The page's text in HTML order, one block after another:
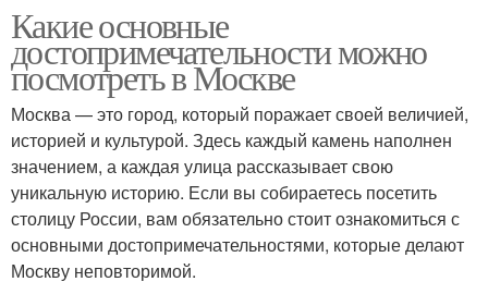
Какие основные
достопримечательности можно
посмотреть в Москве
Москва — это город, который поражает своей величией,
историей и культурой. Здесь каждый камень наполнен
значением, а каждая улица рассказывает свою
уникальную историю. Если вы собираетесь посетить
столицу России, вам обязательно стоит ознакомиться с
основными достопримечательностями, которые делают
Москву неповторимой.